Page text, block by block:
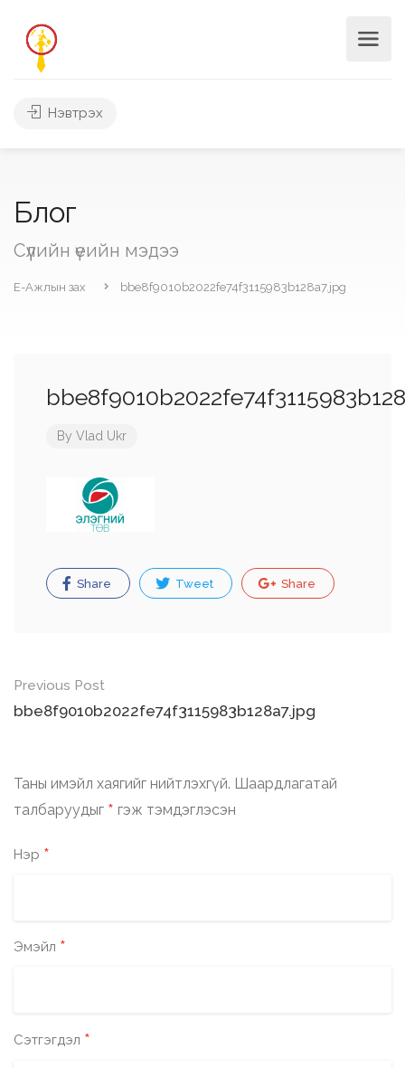
Нэвтрэх
Блог
Сүүлийн үеийн мэдээ
Е-Ажлын зах bbe8f9010b2022fe74f3115983b128a7.jpg
By Vlad Ukr
Share Tweet Share
Post
navigation
Previous Post
bbe8f9010b2022fe74f3115983b128a7.jpg
Таны имэйл хаягийг нийтлэхгүй. Шаардлагатай
талбаруудыг * гэж тэмдэглэсэн
Нэр *
Эмэйл *
Сэтгэгдэл *